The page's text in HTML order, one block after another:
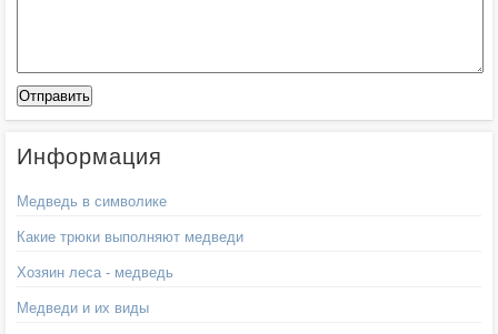
Информация
Медведь в символике
Какие трюки выполняют медведи
Хозяин леса - медведь
Медведи и их виды